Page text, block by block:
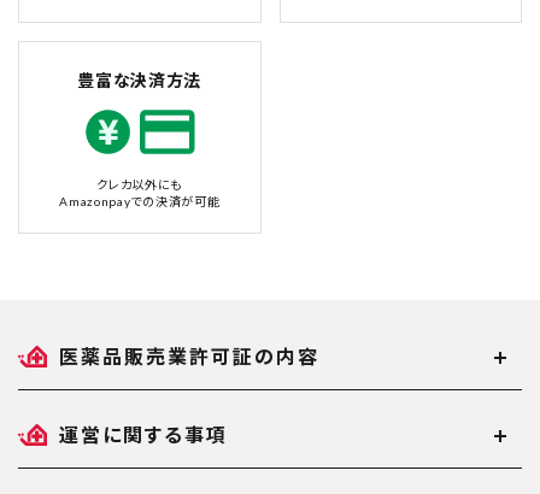
豊富な決済方法
クレカ以外にも
Amazonpayでの決済が可能
医薬品販売業許可証の内容
運営に関する事項